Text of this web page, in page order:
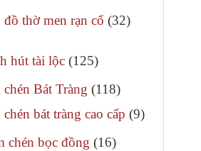
đồ thờ men rạn cổ 3232
hút tài lộc 125125
phẩm
Bát Tràng 118118
sản
chén bát tràng cao cấp 99
chén bọc đồng 1616